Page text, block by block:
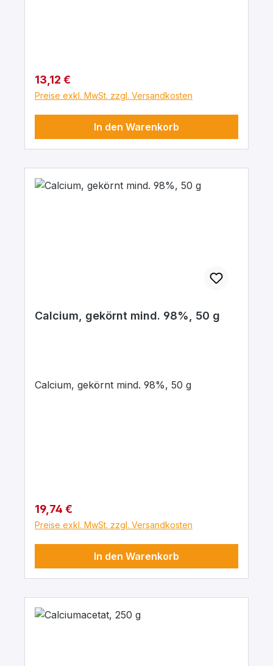
Regulärer Preis:
13,12 €
Preise exkl. MwSt. zzgl. Versandkosten
In den Warenkorb
Calcium, gekörnt mind. 98%, 50 g
Calcium, gekörnt mind. 98%, 50 g
Regulärer Preis:
19,74 €
Preise exkl. MwSt. zzgl. Versandkosten
In den Warenkorb